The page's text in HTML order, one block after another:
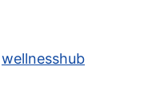
wellnesshub